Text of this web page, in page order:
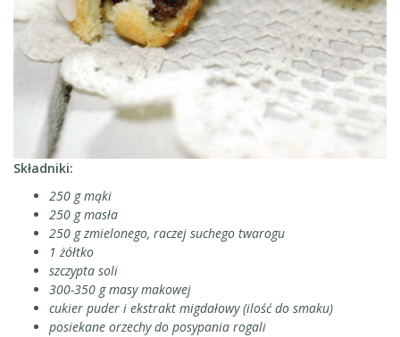
Składniki:
250 g mąki
250 g masła
250 g zmielonego, raczej suchego twarogu
1 żółtko
szczypta soli
300-350 g masy makowej
cukier puder i ekstrakt migdałowy (ilość do smaku)
posiekane orzechy do posypania rogali